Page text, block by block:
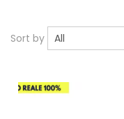
Sort by All